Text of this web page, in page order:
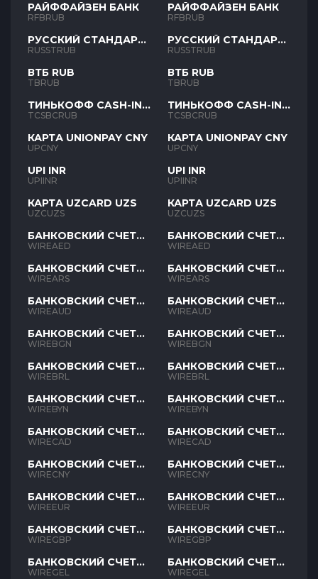
РАЙФФАЙЗЕН БАНК
RFBRUB
РУССКИЙ СТАНДАРТ
RUB
RUSSTRUB
ВТБ RUB
TBRUB
ТИНЬКОФФ CASH-IN
RUB
TCSBCRUB
КАРТА UNIONPAY CNY
UPCNY
UPI INR
UPIINR
КАРТА UZCARD UZS
UZCUZS
БАНКОВСКИЙ СЧЕТ
AED
WIREAED
БАНКОВСКИЙ СЧЕТ
ARS
WIREARS
БАНКОВСКИЙ СЧЕТ
AUD
WIREAUD
БАНКОВСКИЙ СЧЕТ
BGN
WIREBGN
БАНКОВСКИЙ СЧЕТ
BRL
WIREBRL
БАНКОВСКИЙ СЧЕТ
BYN
WIREBYN
БАНКОВСКИЙ СЧЕТ
CAD
WIRECAD
БАНКОВСКИЙ СЧЕТ
CNY
WIRECNY
БАНКОВСКИЙ СЧЕТ
EUR
WIREEUR
БАНКОВСКИЙ СЧЕТ
GBP
WIREGBP
БАНКОВСКИЙ СЧЕТ
GEL
WIREGEL
РАЙФФАЙЗЕН БАНК
RFBRUB
РУССКИЙ СТАНДАРТ
RUB
RUSSTRUB
ВТБ RUB
TBRUB
ТИНЬКОФФ CASH-IN
RUB
TCSBCRUB
КАРТА UNIONPAY CNY
UPCNY
UPI INR
UPIINR
КАРТА UZCARD UZS
UZCUZS
БАНКОВСКИЙ СЧЕТ
AED
WIREAED
БАНКОВСКИЙ СЧЕТ
ARS
WIREARS
БАНКОВСКИЙ СЧЕТ
AUD
WIREAUD
БАНКОВСКИЙ СЧЕТ
BGN
WIREBGN
БАНКОВСКИЙ СЧЕТ
BRL
WIREBRL
БАНКОВСКИЙ СЧЕТ
BYN
WIREBYN
БАНКОВСКИЙ СЧЕТ
CAD
WIRECAD
БАНКОВСКИЙ СЧЕТ
CNY
WIRECNY
БАНКОВСКИЙ СЧЕТ
EUR
WIREEUR
БАНКОВСКИЙ СЧЕТ
GBP
WIREGBP
БАНКОВСКИЙ СЧЕТ
GEL
WIREGEL